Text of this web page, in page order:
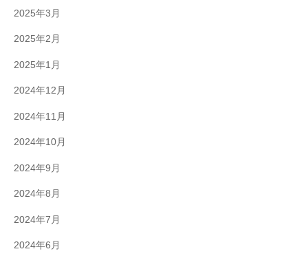
2025年3月
2025年2月
2025年1月
2024年12月
2024年11月
2024年10月
2024年9月
2024年8月
2024年7月
2024年6月